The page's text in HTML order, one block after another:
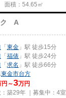
面積：54.65㎡
ク A
「 東金 」駅 徒歩15分
「 福俵 」駅 徒歩24分
「 求名 」駅 徒歩66分
東金市台方
円～3万円
築29年 ｜募集中： 4室